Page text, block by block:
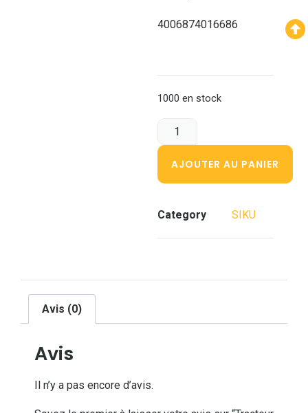
4006874016686
1000 en stock
AJOUTER AU PANIER
Category SIKU
Avis (0)
Avis
Il n’y a pas encore d’avis.